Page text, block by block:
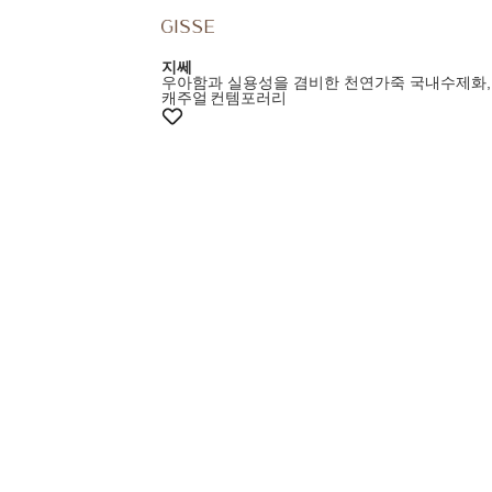
지쎄
우아함과 실용성을 겸비한 천연가죽 국내수제화
캐주얼 컨템포러리